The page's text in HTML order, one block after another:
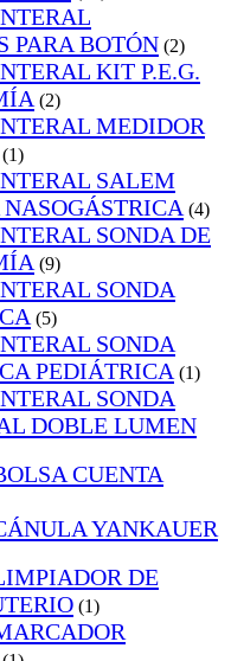
PARA BOTÓN (2)
KIT P.E.G.
(2)
MEDIDOR
(1)
SALEM
(4)
SONDA DE
(9)
SONDA
(5)
SONDA
PEDIÁTRICA (1)
SONDA
DOBLE LUMEN
CUENTA
YANKAUER
DE
(1)